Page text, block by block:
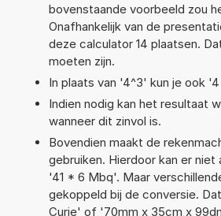
bovenstaande voorbeeld zou
Onafhankelijk van de
deze calculator 14 plaatsen.
moeten zijn.
In plaats van '4^3' kun je ook
Indien nodig kan het resultaat
wanneer dit zinvol is.
Bovendien maakt de
gebruiken. Hierdoor kan er
'41 * 6 Mbq'. Maar
gekoppeld bij de conversie.
Curie' of '70mm x 35cm x